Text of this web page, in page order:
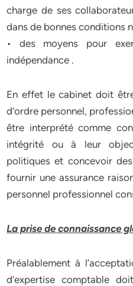
charge de ses
dans de bonnes conditions
• des moyens pour
indépendance .
En effet le cabinet doit
d’ordre personnel,
être interprété comme
intégrité ou à leur
politiques et concevoir
fournir une assurance
personnel professionnel
La prise de connaissance
Préalablement à
d’expertise comptable